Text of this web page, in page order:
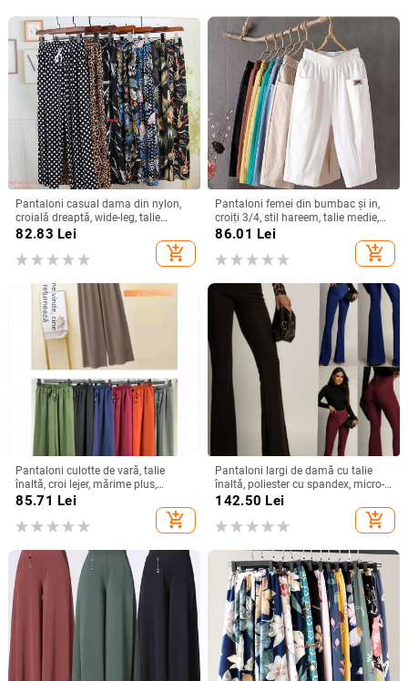
Pantaloni casual dama din nylon,
croială dreaptă, wide-leg, talie
înaltă, lungime până la gleznă,
82.83 Lei
add_shopping_cart
Pantaloni femei din bumbac și in,
croiți 3/4, stil hareem, talie medie,
croială lejeră, vară casual
86.01 Lei
add_shopping_cart
Pantaloni culotte de vară, talie
înaltă, croi lejer, mărime plus,
culoare uni, talie elastică, picioare
85.71 Lei
add_shopping_cart
Pantaloni largi de damă cu talie
înaltă, poliester cu spandex, micro-
elasticitate, stil street fashionista
142.50 Lei
add_shopping_cart